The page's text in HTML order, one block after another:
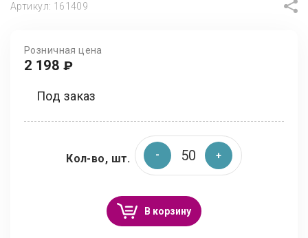
Артикул: 161409
Розничная цена
2 198 ₽
Под заказ
Кол-во, шт.
В корзину